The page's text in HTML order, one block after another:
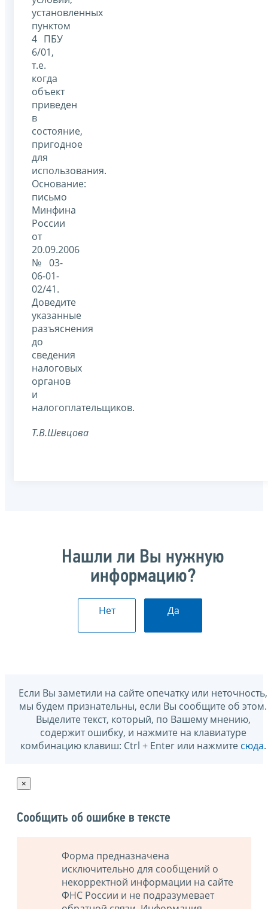
установленных
пунктом
4 ПБУ
6/01,
т.е.
когда
объект
приведен
в
состояние,
пригодное
для
использования.
Основание:
письмо
Минфина
России
от
20.09.2006
№ 03-
06-01-
02/41.
Доведите
указанные
разъяснения
до
сведения
налоговых
органов
и
налогоплательщиков.
Т.В.Шевцова
Нашли ли Вы нужную
информацию?
Нет Да
Если Вы заметили на сайте опечатку или неточность,
мы будем признательны, если Вы сообщите об этом.
Выделите текст, который, по Вашему мнению,
содержит ошибку, и нажмите на клавиатуре
комбинацию клавиш: Ctrl + Enter или нажмите сюда.
×
Сообщить об ошибке в тексте
Форма предназначена
исключительно для сообщений о
некорректной информации на сайте
ФНС России и не подразумевает